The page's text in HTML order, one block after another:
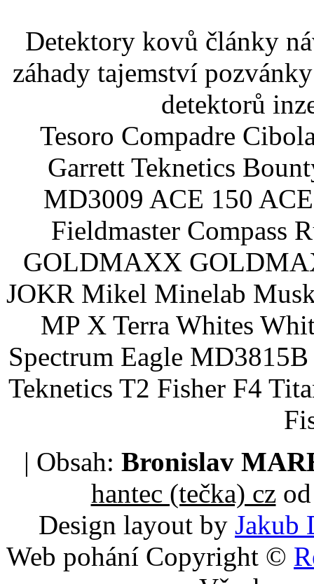
Detektory kovů články
záhady tajemství
detektorů
Tesoro Compadre
Garrett Teknetics
MD3009 ACE 150
Fieldmaster Compass
GOLDMAXX
JOKR Mikel Minelab
MP X Terra Whites
Spectrum Eagle
Teknetics T2 Fisher F4
| Obsah: Bronislav
hantec (tečka) czod
Design layout by Jakub
Web pohání Copyright ©